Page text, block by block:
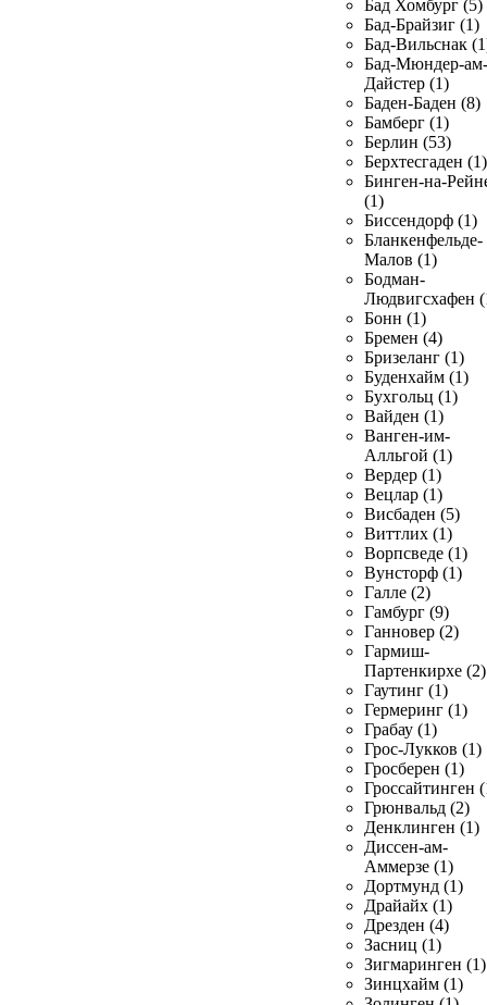
Бад Хомбург (5)
Бад-Брайзиг (1)
Бад-Вильснак
Бад-Мюндер-ам-
Дайстер (1)
Баден-Баден (8)
Бамберг (1)
Берлин (53)
Берхтесгаден (1)
Бинген-на-
(1)
Биссендорф (1)
Бланкенфельде-
Малов (1)
Бодман-
Людвигсхафен
Бонн (1)
Бремен (4)
Бризеланг (1)
Буденхайм (1)
Бухгольц (1)
Вайден (1)
Ванген-им-
Алльгой (1)
Вердер (1)
Вецлар (1)
Висбаден (5)
Виттлих (1)
Ворпсведе (1)
Вунсторф (1)
Галле (2)
Гамбург (9)
Ганновер (2)
Гармиш-
Партенкирхе (2)
Гаутинг (1)
Гермеринг (1)
Грабау (1)
Грос-Лукков (1)
Гросберен (1)
Гроссайтинген
Грюнвальд (2)
Денклинген (1)
Диссен-ам-
Аммерзе (1)
Дортмунд (1)
Драйайх (1)
Дрезден (4)
Засниц (1)
Зигмаринген (1)
Зинцхайм (1)